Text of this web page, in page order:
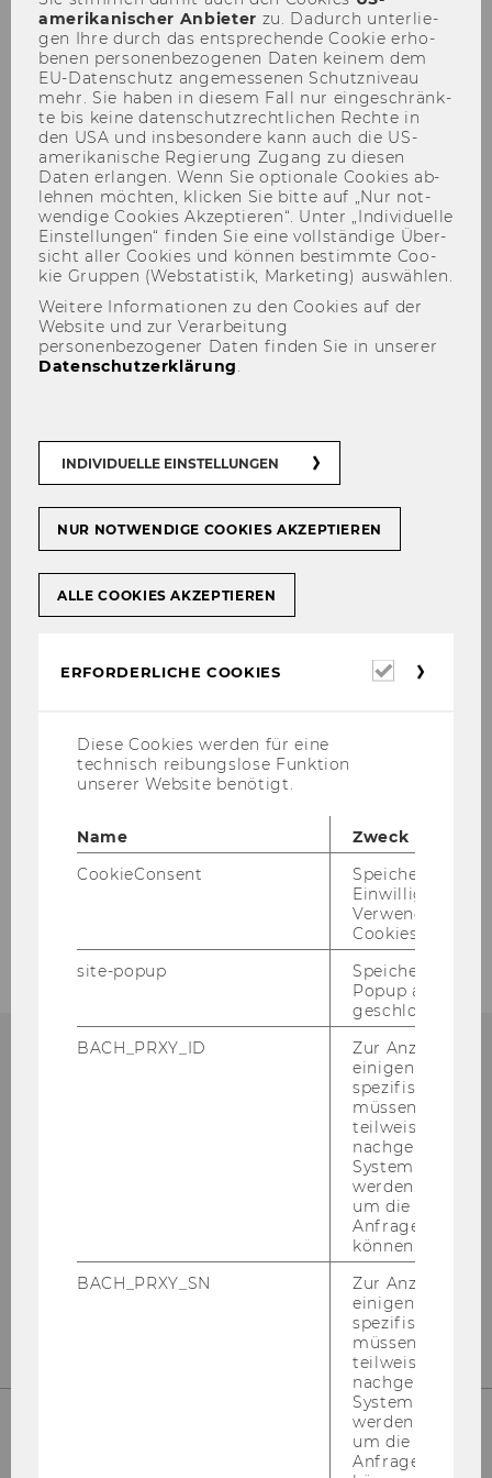
Ver­kehr und Mo­bi­li­tät
Öff­nungs­zei­ten und Ser­vices
Welcome Services
Visum und Aufenthaltsbewilligung
Kinderbetreuung und Schule
Deutsch lernen
WU Tools und Services
Leben in Wien
Verkehr und Mobilität
Wel­co­me
Dipl.-Kff. Ni­co­le Ro­gau­nig
Dipl.-Ing. Dilek Yücel Bakk.techn.
amerikanischer An­bie­ter zu. Da­durch un­ter­lie­
gen Ihre durch das ent­spre­chen­de Coo­kie er­ho­
be­nen per­so­nen­be­zo­ge­nen Daten kei­nem dem
EU-​Datenschutz an­ge­mes­se­nen Schutz­ni­veau
mehr. Sie haben in die­sem Fall nur ein­ge­schränk­
te bis keine da­ten­schutz­recht­li­chen Rech­te in
den USA und ins­be­son­de­re kann auch die US-​
amerikanische Re­gie­rung Zu­gang zu die­sen
Daten er­lan­gen. Wenn Sie op­tio­na­le Coo­kies ab­
leh­nen möch­ten, kli­cken Sie bitte auf „Nur not­
wen­di­ge Coo­kies Ak­zep­tie­ren“. Unter „In­di­vi­du­el­le
Ein­stel­lun­gen“ fin­den Sie eine voll­stän­di­ge Über­
sicht aller Coo­kies und kön­nen be­stimm­te Coo­
kie Grup­pen (Web­sta­tis­tik, Mar­ke­ting) aus­wäh­len.
Weitere Informationen zu den Cookies auf der
Website und zur Verarbeitung
personenbezogener Daten finden Sie in unserer
Datenschutzerklärung.
INDIVIDUELLE EINSTELLUNGEN
NUR NOTWENDIGE COOKIES AKZEPTIEREN
ALLE COOKIES AKZEPTIEREN
ERFORDERLICHE COOKIES
Diese Cookies werden für eine
technisch reibungslose Funktion
unserer Website benötigt.
Name
Zweck
CookieConsent
Speichert Ihre
Einwilligung zur
Verwendung von
Cookies.
site-popup
Speichert ob ein
Popup
geschlossen
BACH_PRXY_ID
Zur Anzeige von
einigen WU-
spezifischen
müssen
teilweise von
nachgelagerten
System
werden.
um die Antwort
Anfrage
können.
BACH_PRXY_SN
Zur Anzeige von
einigen WU-
spezifischen
müssen
teilweise von
nachgelagerten
System
werden.
um die Antwort
Anfrage